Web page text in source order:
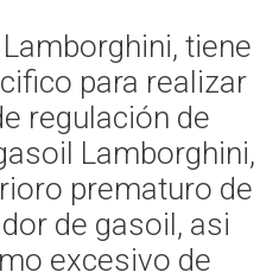
tiene
para realizar
regulación de
Lamborghini,
prematuro de
de gasoil, asi
excesivo de